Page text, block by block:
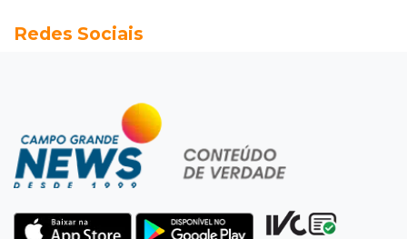
23:00Ideb
Chapadão do Sul
Homem é baleado após apontar revólver para
policiais militares
22:42Resumão
Redes Sociais